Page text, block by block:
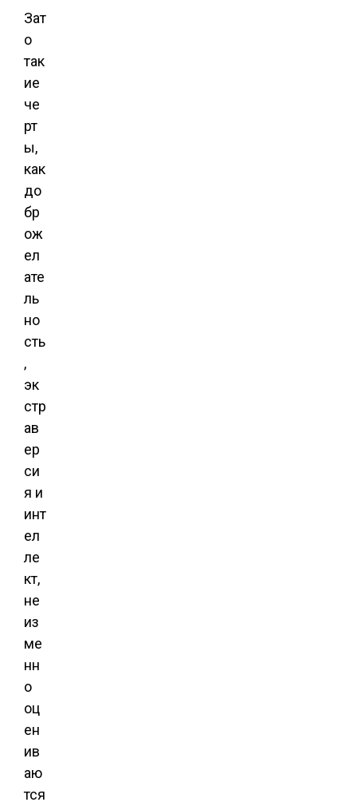
Зат
о
так
ие
че
рт
ы,
как
до
бр
ож
ел
ате
ль
но
сть
,
эк
стр
ав
ер
си
я и
инт
ел
ле
кт,
не
из
ме
нн
о
оц
ен
ив
аю
тся